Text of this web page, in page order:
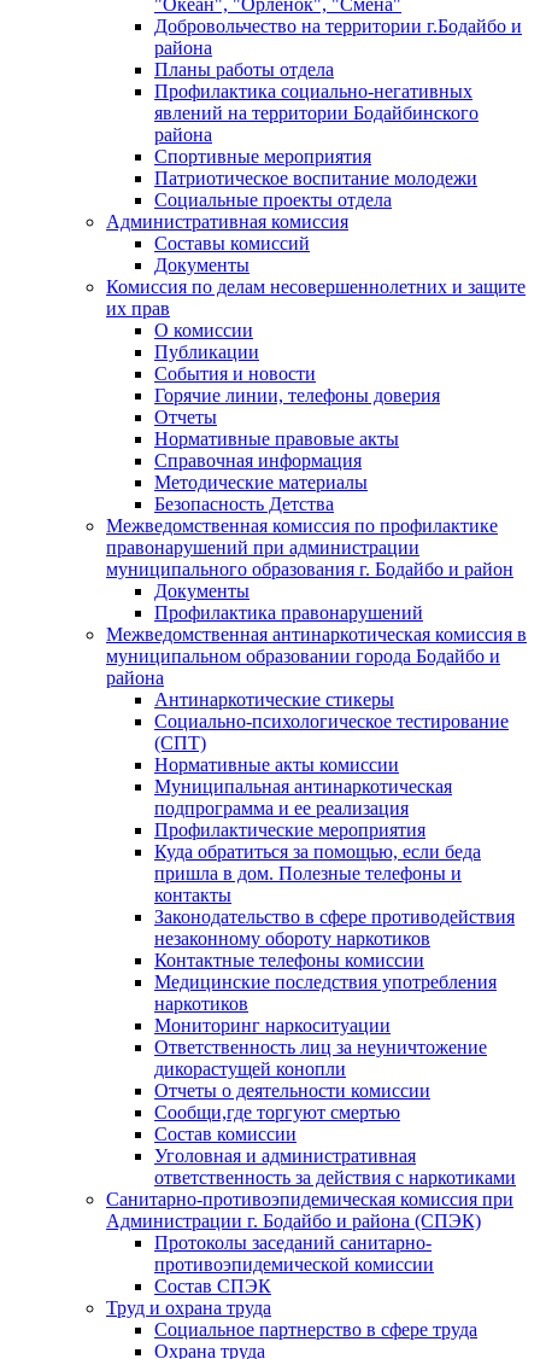
"Океан", "Орленок", "Смена"
Добровольчество на территории г.Бодайбо и
района
Планы работы отдела
Профилактика социально-негативных
явлений на территории Бодайбинского
района
Спортивные мероприятия
Патриотическое воспитание молодежи
Социальные проекты отдела
Административная комиссия
Составы комиссий
Документы
Комиссия по делам несовершеннолетних и защите
их прав
О комиссии
Публикации
События и новости
Горячие линии, телефоны доверия
Отчеты
Нормативные правовые акты
Справочная информация
Методические материалы
Безопасность Детства
Межведомственная комиссия по профилактике
правонарушений при администрации
муниципального образования г. Бодайбо и район
Документы
Профилактика правонарушений
Межведомственная антинаркотическая комиссия в
муниципальном образовании города Бодайбо и
района
Антинаркотические стикеры
Социально-психологическое тестирование
(СПТ)
Нормативные акты комиссии
Муниципальная антинаркотическая
подпрограмма и ее реализация
Профилактические мероприятия
Куда обратиться за помощью, если беда
пришла в дом. Полезные телефоны и
контакты
Законодательство в сфере противодействия
незаконному обороту наркотиков
Контактные телефоны комиссии
Медицинские последствия употребления
наркотиков
Мониторинг наркоситуации
Ответственность лиц за неуничтожение
дикорастущей конопли
Отчеты о деятельности комиссии
Сообщи,где торгуют смертью
Состав комиссии
Уголовная и административная
ответственность за действия с наркотиками
Санитарно-противоэпидемическая комиссия при
Администрации г. Бодайбо и района (СПЭК)
Протоколы заседаний санитарно-
противоэпидемической комиссии
Состав СПЭК
Труд и охрана труда
Социальное партнерство в сфере труда
Охрана труда